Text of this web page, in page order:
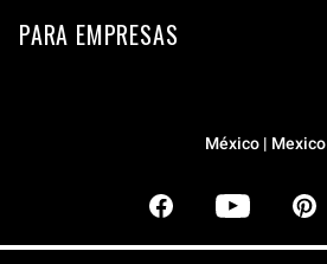
PARA EMPRESAS
México | Mexico